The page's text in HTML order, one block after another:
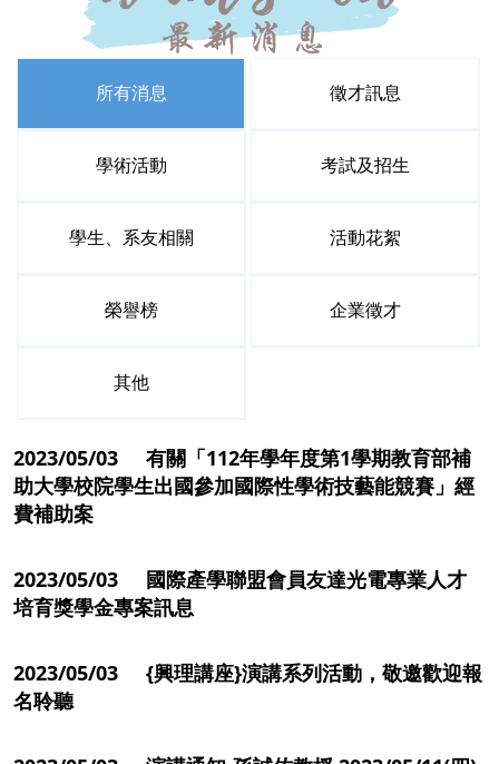
所有消息 徵才訊息
學術活動 考試及招生
學生、系友相關 活動花絮
榮譽榜 企業徵才
其他
2023/05/03 有關「112年學年度第1學期教育部補
助大學校院學生出國參加國際性學術技藝能競賽」經
費補助案
2023/05/03 國際產學聯盟會員友達光電專業人才
培育獎學金專案訊息
2023/05/03 {興理講座}演講系列活動，敬邀歡迎報
名聆聽